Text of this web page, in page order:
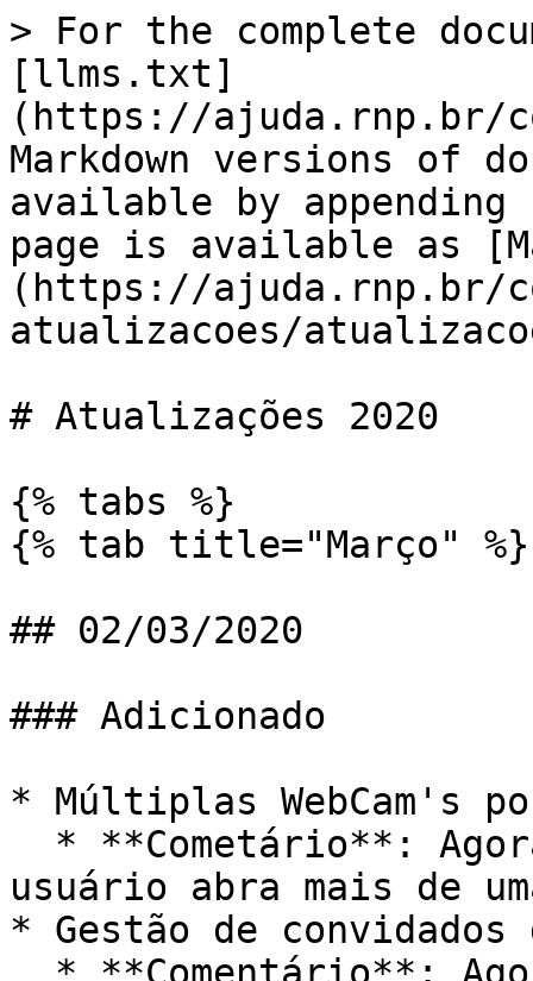
> For the complete
[llms.txt]
(https://ajuda.rnp.br/
Markdown versions of
available by
page is available as
(https://ajuda.rnp.br/
atualizacoes/
# Atualizações 2020
{% tabs %}
{% tab title="Março" %}
## 02/03/2020
### Adicionado
* Múltiplas WebCam's
usuário abra mais de
* Gestão de